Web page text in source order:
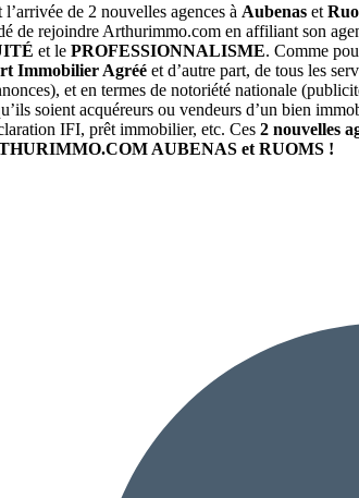
l’arrivée de 2 nouvelles agences à Aubenas et
de rejoindre Arthurimmo.com en affiliant son
et le PROFESSIONNALISME. Comme
Immobilier Agréé et d’autre part, de tous les
et en termes de notoriété nationale
soient acquéreurs ou vendeurs d’un bien
IFI, prêt immobilier, etc. Ces 2 nouvelles
AUBENAS et RUOMS !